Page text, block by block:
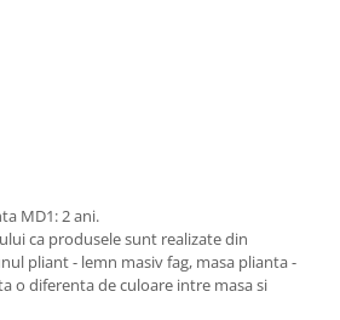
MD1: 2 ani.
ca produsele sunt realizate din
pliant - lemn masiv fag, masa plianta -
o diferenta de culoare intre masa si